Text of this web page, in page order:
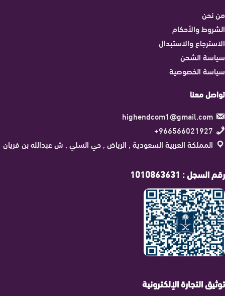
من نحن
الشروط والأحكام
الاسترجاع والاستبدال
سياسة الشحن
سياسة الخصوصية
تواصل معنا
highendcom1@gmail.com
966566021927+
المملكة العربية السعودية , الرياض , حي السلي , ش عبدالله بن فريان
رقم السجل : 1010863631
توثيق التجارة الإلكترونية